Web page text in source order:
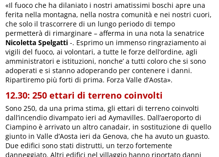
«Il fuoco che ha dilaniato i nostri amatissimi boschi apre una
ferita nella montagna, nella nostra comunità e nei nostri cuori,
che solo il trascorrere di un lungo periodo di tempo
permetterà di rimarginare – afferma in una nota la senatrice
Nicoletta Spelgatti -. Esprimo un immenso ringraziamento ai
vigili del fuoco, ai volontari, a tutte le forze dell’ordine, agli
amministratori e istituzioni, nonche’ a tutti coloro che si sono
adoperati e si stanno adoperando per contenere i danni.
Ripartiremo più forti di prima. Forza Valle d’Aosta».
12.30: 250 ettari di terreno coinvolti
Sono 250, da una prima stima, gli ettari di terreno coinvolti
dall’incendio divampato ieri ad Aymavilles. Dall’aeroporto di
Ciampino è arrivato un altro canadair, in sostituzione di quello
giunto in Valle d’Aosta ieri da Genova, che ha avuto un guasto.
Due edifici sono stati distrutti, un terzo fortemente
danneggiato. Altri edifici nel villaggio hanno riportato danni